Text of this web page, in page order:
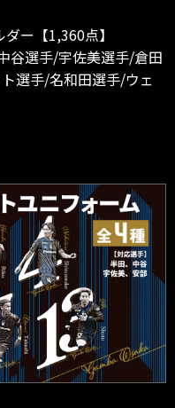
ー【1,360点】
谷選手/宇佐美選手/倉田
選手/名和田選手/ウェ